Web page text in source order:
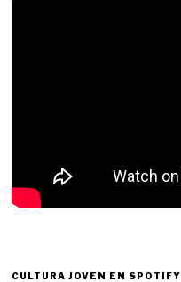
CULTURA JOVEN EN SPOTIFY